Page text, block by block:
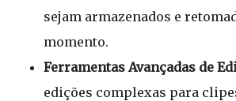
sejam armazenados e
momento.
Ferramentas Avançadas de
edições complexas para